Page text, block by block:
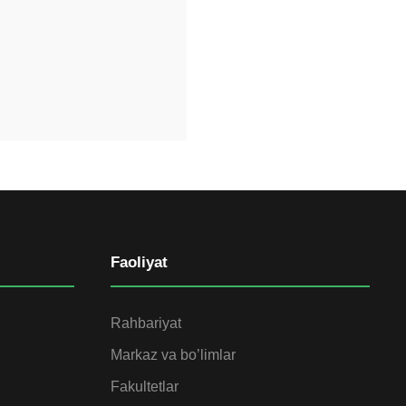
Faoliyat
Rahbariyat
Markaz va bo’limlar
Fakultetlar